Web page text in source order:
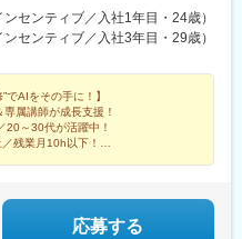
)、大門駅(東京都)、西日暮里駅、
立川駅、小竹向原駅、二子玉川
台駅、日吉駅(神奈川県)、溝の口
駅、橋本駅(神奈川県)、上大岡
川崎駅、幕張本郷駅、稲毛駅、
)、北習志野駅、京成船橋駅、京
駅、市川駅、舞浜駅、初石駅、
橋駅、西船橋駅、久喜駅、川口
)、今宮戎駅、鶴橋駅、京橋駅(大
駅、上飯田駅、鶴舞駅、藤が丘
京都新宿区西新宿三丁目3-13 西
】神奈川県横浜市西区北幸2丁目
ャステール607【仙台オフィス】
カーニープレイス仙台駅前通
屋市中区栄5-26-39 GS栄ビル
中央区南船場4-10-5 南船場
岡県福岡市博多区博多駅前3-7-
駅、代々木上原駅、町田駅、綾
(東京都)、大門駅(東京都)、有楽
、戸塚駅、大宮駅(埼玉県)、和光
、川口駅、南越谷駅、新越谷
、柏駅、船橋駅、松戸駅、千葉
、南流山駅、流山おおたかの森
あおば通駅、長町駅、勾当台公
道)、西１８丁目駅、環状通東駅、
道)、豊平公園駅、西２８丁目
センティブ／入社1年目・24歳）
センティブ／入社3年目・29歳）
”でAIをその手に！】
属講師が成長支援！
～30代が活躍中！
残業月10h以下！
を手に入れよう！
応募する